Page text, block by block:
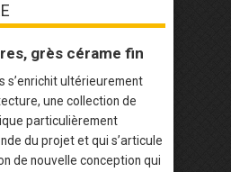
grès cérame fin
s’enrichit ultérieurement
une collection de
particulièrement
du projet et qui s’articule
de nouvelle conception qui